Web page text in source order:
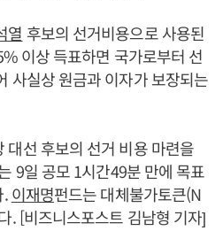
열 후보의 선거비용으로 사용된
이상 득표하면 국가로부터 선
사실상 원금과 이자가 보장되는
대선 후보의 선거 비용 마련을
9일 공모 1시간49분 만에 목표
.이재명펀드는 대체불가토큰(N
. [비즈니스포스트 김남형 기자]